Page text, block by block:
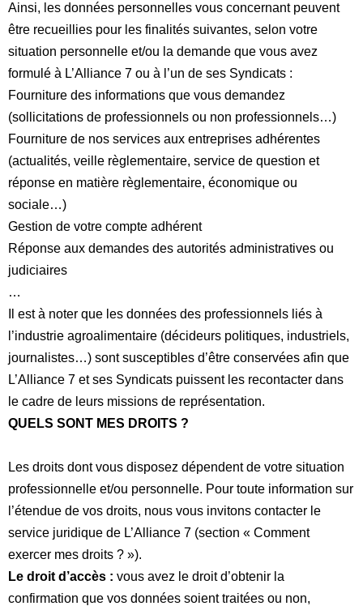
Ainsi, les données personnelles vous concernant peuvent
être recueillies pour les finalités suivantes, selon votre
situation personnelle et/ou la demande que vous avez
formulé à L’Alliance 7 ou à l’un de ses Syndicats :
Fourniture des informations que vous demandez
(sollicitations de professionnels ou non professionnels…)
Fourniture de nos services aux entreprises adhérentes
(actualités, veille règlementaire, service de question et
réponse en matière règlementaire, économique ou
sociale…)
Gestion de votre compte adhérent
Réponse aux demandes des autorités administratives ou
judiciaires
…
Il est à noter que les données des professionnels liés à
l’industrie agroalimentaire (décideurs politiques, industriels,
journalistes…) sont susceptibles d’être conservées afin que
L’Alliance 7 et ses Syndicats puissent les recontacter dans
le cadre de leurs missions de représentation.
QUELS SONT MES DROITS ?
Les droits dont vous disposez dépendent de votre situation
professionnelle et/ou personnelle. Pour toute information sur
l’étendue de vos droits, nous vous invitons contacter le
service juridique de L’Alliance 7 (section « Comment
exercer mes droits ? »).
Le droit d’accès : vous avez le droit d’obtenir la
confirmation que vos données soient traitées ou non,